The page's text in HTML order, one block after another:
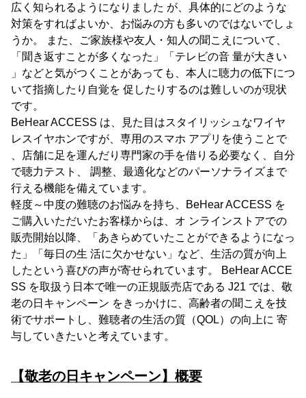
広く知られるようになりました が、具体的にどのような
対策をすればよいか、お悩みの方も多いのではないでしょ
うか。 また、ご家族様や友人・知人の聞こえについて、
「聞き返すことが多くなった」「テレビの音 量が大きい
」などと気がつくことがあっても、本人に聴力の低下につ
いて指摘したり自覚を 促したりするのは難しいのが現状
です。
BeHear ACCESS は、見た目はスタイリッシュなワイヤ
レスイヤホンですが、専用のスマホ アプリを使うことで
、店舗に足を運んだり専門家の手を借りる必要なく、自分
で聴力テスト、 調整、最適化などのパーソナライズまで
行える機能を備えています。
軽度～中度の難聴のお悩みを持ち、BeHear ACCESS を
ご購入いただいたお客様からは、オ ンラインストアでの
販売開始以降、「あきらめていたことができるようになっ
た」「毎日の生 活に欠かせない」など、生活の質が向上
したという喜びの声が寄せられています。 BeHear ACCE
SS を取扱う日本で唯一の正規販売店である J21 では、敬
老の日キャンペーン をきっかけに、高齢者の聞こえを技
術でサポートし、難聴者の生活の質（QOL）の向上に 寄
与していきたいと考えています。
【敬老の日キャンペーン】概要